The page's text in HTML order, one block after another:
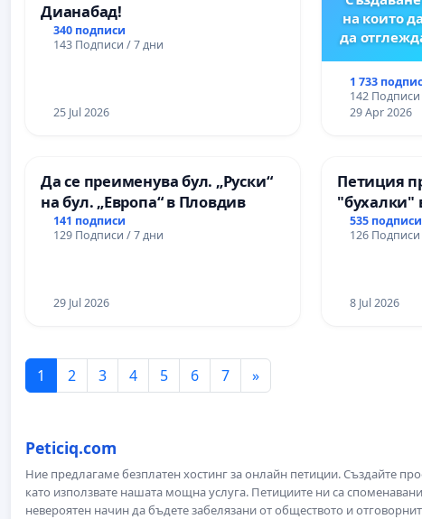
Дианабад!
340 подписи
143 Подписи / 7 дни
25 Jul 2026
на които
да
1 733
142
29 Apr 2026
Да се преименува бул. „Руски“
на бул. „Европа“ в Пловдив
141 подписи
129 Подписи / 7 дни
29 Jul 2026
Петиция
"бухалки"
535 подписи
126
8 Jul 2026
1 2 3 4 5 6 7 »
Peticiq.com
Ние предлагаме безплатен хостинг за онлайн петиции. Създайте
като използвате нашата мощна услуга. Петициите ни са
невероятен начин да бъдете забелязани от обществото и